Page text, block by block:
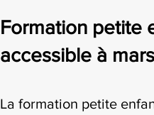
Formation petite
accessible à
La formation petite